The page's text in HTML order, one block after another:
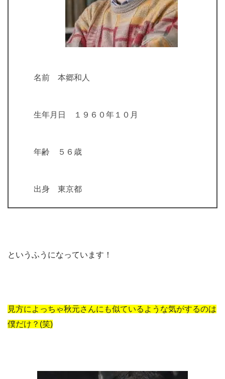
名前 本郷和人
生年月日 １９６０年１０月
年齢 ５６歳
出身 東京都
というふうになっています！
見方によっちゃ秋元さんにも似ているような気がするのは
僕だけ？(笑)